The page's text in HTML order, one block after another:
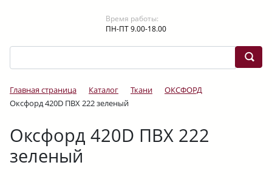
Время работы:
ПН-ПТ 9.00-18.00
Главная страница Каталог Ткани
ОКСФОРД
Оксфорд 420D ПВХ 222 зеленый
Оксфорд 420D ПВХ 222
зеленый